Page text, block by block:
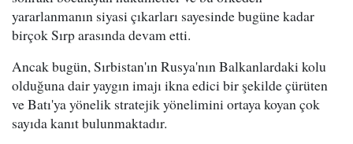
yararlanmanın siyasi çıkarları sayesinde bugüne kadar
birçok Sırp arasında devam etti.
Ancak bugün, Sırbistan'ın Rusya'nın Balkanlardaki kolu
olduğuna dair yaygın imajı ikna edici bir şekilde çürüten
ve Batı'ya yönelik stratejik yönelimini ortaya koyan çok
sayıda kanıt bulunmaktadır.